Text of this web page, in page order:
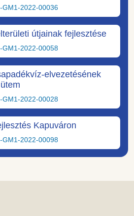
GM1-2022-00036
útjainak fejlesztése
GM1-2022-00058
elvezetésének
GM1-2022-00028
Kapuváron
GM1-2022-00098